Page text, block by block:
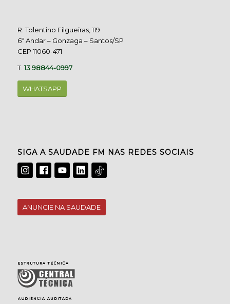
R. Tolentino Filgueiras, 119
6º Andar – Gonzaga – Santos/SP
CEP 11060-471
T.13 98844-0997
WHATSAPP
SIGA A SAUDADE FM NAS REDES SOCIAIS
ANUNCIE NA SAUDADE